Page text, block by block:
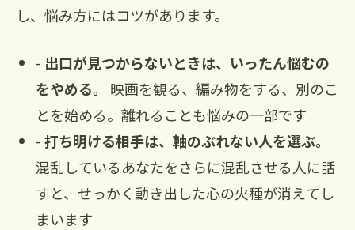
し、悩み方にはコツがあります。
- 出口が見つからないときは、いったん悩むの
をやめる。
映画を観る、編み物をする、別のこ
とを始める。離れることも悩みの一部です
-打ち明ける相手は、軸のぶれない人を選ぶ。
混乱しているあなたをさらに混乱させる人に話
すと、せっかく動き出した心の火種が消えてし
まいます